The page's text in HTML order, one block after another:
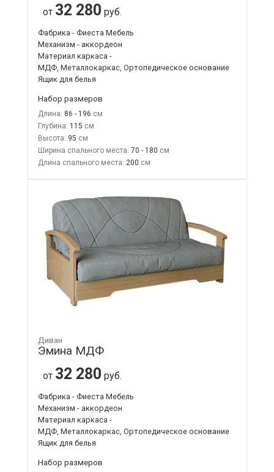
от 32 280 руб.
Фабрика - Фиеста Мебель
Механизм - аккордеон
Материал каркаса -
МДФ, Металлокаркас, Ортопедическое основание
Ящик для белья
Набор размеров
Длина: 86 - 196
Глубина: 115
Высота: 95
Ширина спального места: 70 - 180
Длина спального места: 200
Диван
Эмина МДФ
от 32 280 руб.
Фабрика - Фиеста Мебель
Механизм - аккордеон
Материал каркаса -
МДФ, Металлокаркас, Ортопедическое основание
Ящик для белья
Набор размеров